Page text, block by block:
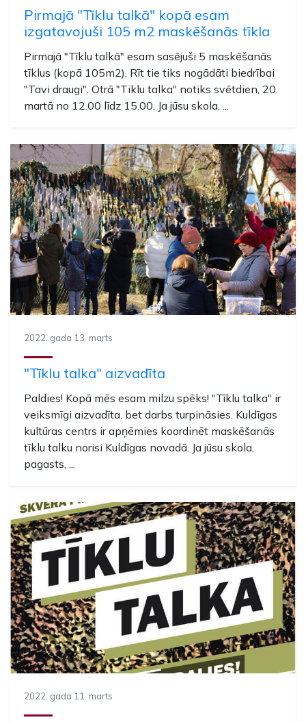
Pirmajā "Tīklu talkā" kopā esam
izgatavojuši 105 m2 maskēšanās tīkla
Pirmajā "Tīklu talkā" esam sasējuši 5 maskēšanās
tīklus (kopā 105m2). Rīt tie tiks nogādāti biedrībai
"Tavi draugi". Otrā "Tiklu talka" notiks svētdien, 20.
martā no 12.00 līdz 15.00. Ja jūsu skola, ...
2022. gada 13. marts
"Tīklu talka" aizvadīta
Paldies! Kopā mēs esam milzu spēks! "Tīklu talka" ir
veiksmīgi aizvadīta, bet darbs turpināsies. Kuldīgas
kultūras centrs ir apņēmies koordinēt maskēšanās
tīklu talku norisi Kuldīgas novadā. Ja jūsu skola,
pagasts, ...
2022. gada 11. marts